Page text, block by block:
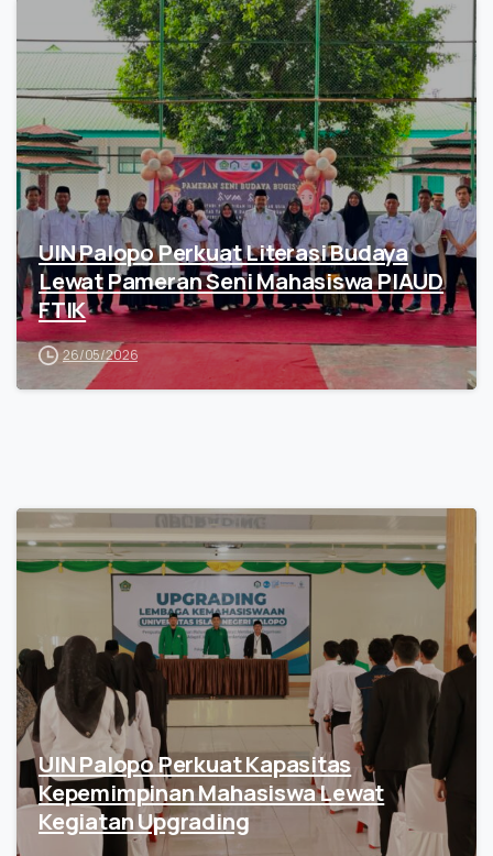
UIN Palopo Perkuat Literasi Budaya
Lewat Pameran Seni Mahasiswa PIAUD
FTIK
26/05/2026
UIN Palopo Perkuat Kapasitas
Kepemimpinan Mahasiswa Lewat
Kegiatan Upgrading